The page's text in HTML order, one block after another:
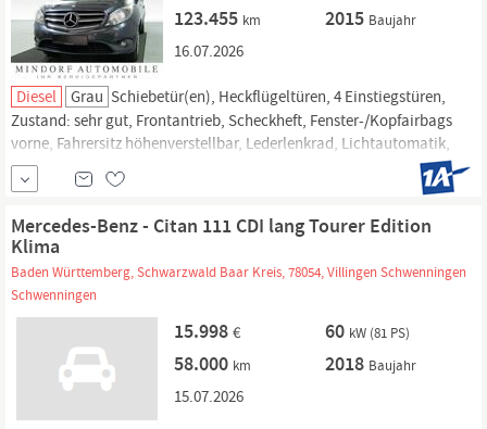
123.455 km 2015 Baujahr
16.07.2026
Diesel Grau Schiebetür(en), Heckflügeltüren, 4 Einstiegstüren,
Zustand: sehr gut, Frontantrieb, Scheckheft, Fenster-/Kopfairbags
vorne, Fahrersitz höhenverstellbar, Lederlenkrad, Lichtautomatik,
Einparkhilfe Sensoren hinten, Regensensor, Bergabfahrhilfe, weitere
Infos.
Mercedes-Benz - Citan 111 CDI lang Tourer Edition
Klima
Baden Württemberg, Schwarzwald Baar Kreis, 78054, Villingen Schwenningen
Schwenningen
15.998 € 60 kW (81 PS)
58.000 km 2018 Baujahr
15.07.2026